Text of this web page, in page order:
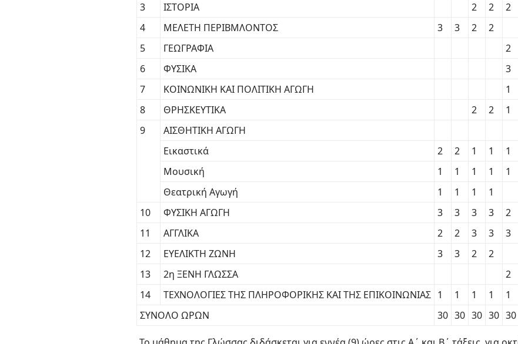
3
ΙΣΤΟΡΙΑ 2 2 2
4
ΜΕΛΕΤΗ ΠΕΡΙΒΜΛΟΝΤΟΣ 3 3 2
2
5
ΓΕΩΓΡΑΦΙΑ 2
6
ΦΥΣΙΚΑ 3
7
ΚΟΙΝΩΝΙΚΗ ΚΑΙ ΠΟΛΙΤΙΚΗ ΑΓΩΓΗ 1
8
ΘΡΗΣΚΕΥΤΙΚΑ 2 2 1
9
ΑIΣΘΗΤΙΚΗ ΑΓΩΓΗ
Εικαστικά
2 2 1 1 1
Μουσική
1 1 1 1 1
Θεατρική Αγωγή
1 1 1
1
10
ΦΥΣΙΚΗ ΑΓΩΓΗ 3 3 3 3 2
11
ΑΓΓΛΙΚΑ 2 2 3 3 3
12
ΕΥΕΛΙΚΤΗ ΖΩΝΗ 3 3 2
2
13
2η ΞΕΝΗ ΓΛΩΣΣΑ 2
14
ΤΕΧΝΟΛΟΓΙΕΣ ΤΗΣ ΠΛΗΡΟΦΟΡΙΚΗΣ ΚΑΙ ΤΗΣ ΕΠΙΚΟΙΝΩΝΙΑΣ 1 1 1 1 1
ΣΥΝΟΛΟ ΩΡΩΝ
30 30 30 30 30